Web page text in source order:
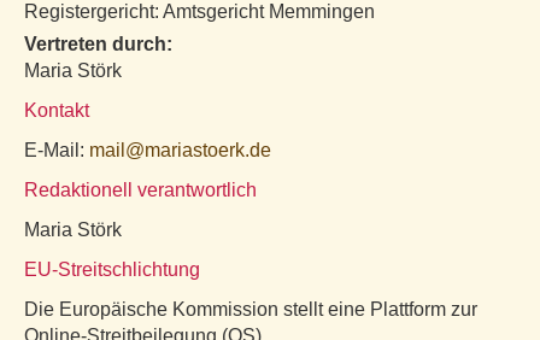
Registergericht: Amtsgericht Memmingen
Vertreten durch:
Maria Störk
Kontakt
E-Mail: mail@mariastoerk.de
Redaktionell verantwortlich
Maria Störk
EU-Streitschlichtung
Die Europäische Kommission stellt eine Plattform zur
Online-Streitbeilegung (OS)